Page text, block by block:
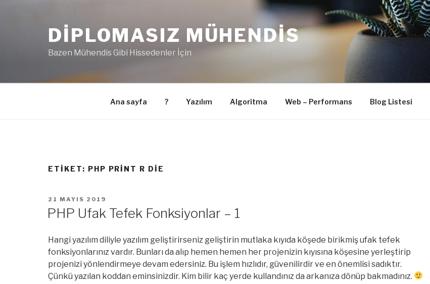
DIPLOMASIZ MÜHENDIS
Bazen Mühendis Gibi Hissedenler İçin
Ana sayfa ? Yazılım Algoritma Web – Performans Blog Listesi
ETIKET: PHP PRINT R DIE
YAYIM
21 MAYIS 2019
PHP Ufak Tefek Fonksiyonlar – 1
Hangi yazılım diliyle yazılım geliştirirseniz geliştirin mutlaka kıyıda köşede birikmiş ufak tefek
fonksiyonlarınız vardır. Bunları da alıp hemen hemen her projenizin kıyısına köşesine yerleştirip
projenizi yönlendirmeye devam edersiniz. Bu işlem hızlıdır, güvenilirdir ve en önemlisi sadıktır.
Çünkü yazılan koddan eminsinizdir. Kim bilir kaç yerde kullandınız da arkanıza dönüp bakmadınız.